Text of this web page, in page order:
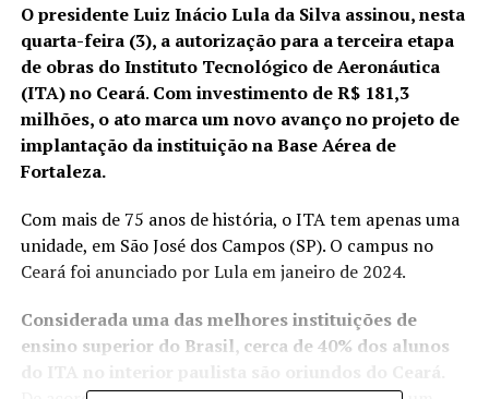
O presidente Luiz Inácio Lula da Silva assinou, nesta
quarta-feira (3), a autorização para a terceira etapa
de obras do Instituto Tecnológico de Aeronáutica
(ITA) no Ceará. Com investimento de R$ 181,3
milhões, o ato marca um novo avanço no projeto de
implantação da instituição na Base Aérea de
Fortaleza.
Com mais de 75 anos de história, o ITA tem apenas uma
unidade, em São José dos Campos (SP). O campus no
Cearáfoi anunciado por Lula em janeiro de 2024.
Considerada uma das melhores instituições de
ensino superior do Brasil, cerca de 40% dos alunos